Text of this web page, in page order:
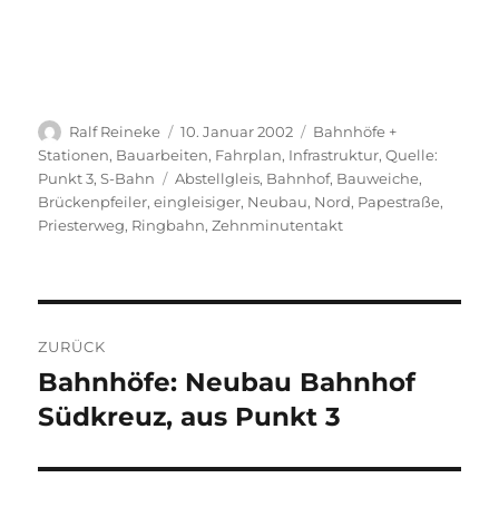
Autor
Ralf Reineke
Veröffentlicht
am
10. Januar 2002 Kategorien
Bahnhöfe +
Stationen, Bauarbeiten, Fahrplan, Infrastruktur,Quelle:
Punkt 3,S-Bahn Schlagwörter
Abstellgleis, Bahnhof, Bauweiche,
Brückenpfeiler,eingleisiger, Neubau, Nord, Papestraße,
Priesterweg, Ringbahn,Zehnminutentakt
ZURÜCK
Vorheriger
Beitrag:
Bahnhöfe: Neubau Bahnhof
Südkreuz, aus Punkt 3